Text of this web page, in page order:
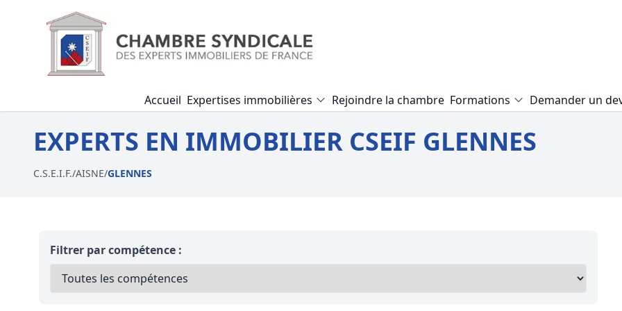
Accueil Expertises immobilières Rejoindre la chambre Formations
Formation Audit Accessibilité
Formation Expertise terrain
Formation Expertise d’un viager
Demander un
EXPERTS EN IMMOBILIER CSEIF GLENNES
C.S.E.I.F./AISNE/GLENNES
Filtrer par compétence :